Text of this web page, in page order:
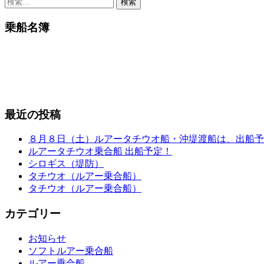
乗船名簿
最近の投稿
８月８日（土）ルアータチウオ船・沖堤渡船は、出船
ルアータチウオ乗合船 出船予定！
シロギス（堤防）
タチウオ（ルアー乗合船）
タチウオ（ルアー乗合船）
カテゴリー
お知らせ
ソフトルアー乗合船